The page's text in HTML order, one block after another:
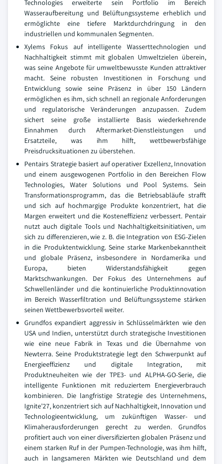
Technologies erweiterte sein Portfolio im Bereich
Wasseraufbereitung und Belüftungssysteme erheblich und
ermöglichte eine tiefere Marktdurchdringung in den
industriellen und kommunalen Segmenten.
Xylems Fokus auf intelligente Wasserttechnologien und
Nachhaltigkeit stimmt mit globalen Umweltzielen überein,
was seine Angebote für umweltbewusste Kunden attraktiver
macht. Seine robusten Investitionen in Forschung und
Entwicklung sowie seine Präsenz in über 150 Ländern
ermöglichen es ihm, sich schnell an regionale Anforderungen
und regulatorische Veränderungen anzupassen. Zudem
sichert seine große installierte Basis wiederkehrende
Einnahmen durch Aftermarket-Dienstleistungen und
Ersatzteile, was ihm hilft, wettbewerbsfähige
Preisdrucksituationen zu überstehen.
Pentairs Strategie basiert auf operativer Exzellenz, Innovation
und einem ausgewogenen Portfolio in den Bereichen Flow
Technologies, Water Solutions und Pool Systems. Sein
Transformationsprogramm, das die Betriebsabläufe strafft
und sich auf hochmargige Produkte konzentriert, hat die
Margen erweitert und die Kosteneffizienz verbessert. Pentair
nutzt auch digitale Tools und Nachhaltigkeitsinitiativen, um
sich zu differenzieren, wie z. B. die Integration von ESG-Zielen
in die Produktentwicklung. Seine starke Markenbekanntheit
und globale Präsenz, insbesondere in Nordamerika und
Europa, bieten Widerstandsfähigkeit gegen
Marktschwankungen. Der Fokus des Unternehmens auf
Schwellenländer und die kontinuierliche Produktinnovation
im Bereich Wasserfiltration und Belüftungssysteme stärken
seinen Wettbewerbsvorteil weiter.
Grundfos expandiert aggressiv in Schlüsselmärkten wie den
USA und Indien, unterstützt durch strategische Investitionen
wie eine neue Fabrik in Texas und die Übernahme von
Newterra. Seine Produktstrategie legt den Schwerpunkt auf
Energieeffizienz und digitale Integration, mit
Produktneuheiten wie der TPE3- und ALPHA-GO-Serie, die
intelligente Funktionen mit reduziertem Energieverbrauch
kombinieren. Die langfristige Strategie des Unternehmens,
Ignite'27, konzentriert sich auf Nachhaltigkeit, Innovation und
Technologieentwicklung, um zukünftigen Wasser- und
Klimaherausforderungen gerecht zu werden. Grundfos
profitiert auch von einer diversifizierten globalen Präsenz und
einem starken Ruf in der Pumpen-Technologie, was ihm hilft,
auch in langsameren Märkten wie Deutschland und dem